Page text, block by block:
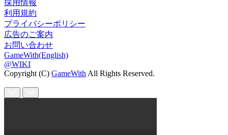
採用情報
利用規約
プライバシーポリシー
広告のご案内
お問い合わせ
GameWith(English)
@WIKI
Copyright (C) GameWith All Rights Reserved.